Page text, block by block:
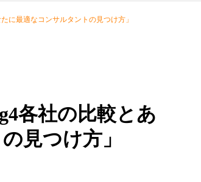
に最適なコンサルタントの見つけ方」
各社の比較とあ
見つけ方」